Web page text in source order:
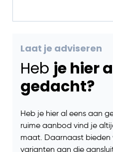
Laat je adviseren
Heb je hier
gedacht?
Heb je hier al eens aan
ruime aanbod vind je
maat. Daarnaast bieden
varianten aan die